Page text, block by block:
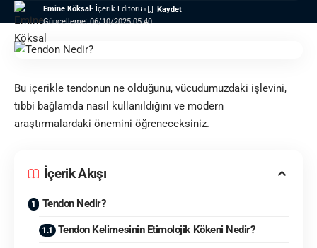
Güncelleme: 06/10/2025 05:40
Emine Köksal - İçerik Editörü
Bu içerikle tendonun ne olduğunu, vücudumuzdaki işlevini,
tıbbi bağlamda nasıl kullanıldığını ve modern
araştırmalardaki önemini öğreneceksiniz.
İçerik Akışı
Tendon Nedir?
Tendon Kelimesinin Etimolojik Kökeni Nedir?